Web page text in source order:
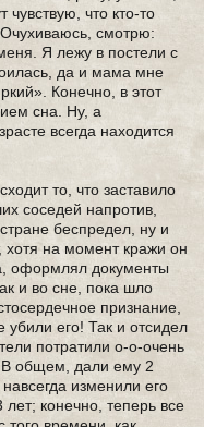
чувствую, что кто-то
Очухиваюсь, смотрю:
Я лежу в постели с
да и мама мне
Конечно, в этот
сна. Ну, а
всегда находится
то, что заставило
соседей напротив,
беспредел, ну и
на момент кражи он
оформлял документы
и во сне, пока шло
признание,
его! Так и отсидел
потратили о-о-очень
В общем, дали ему 2
изменили его
конечно, теперь все